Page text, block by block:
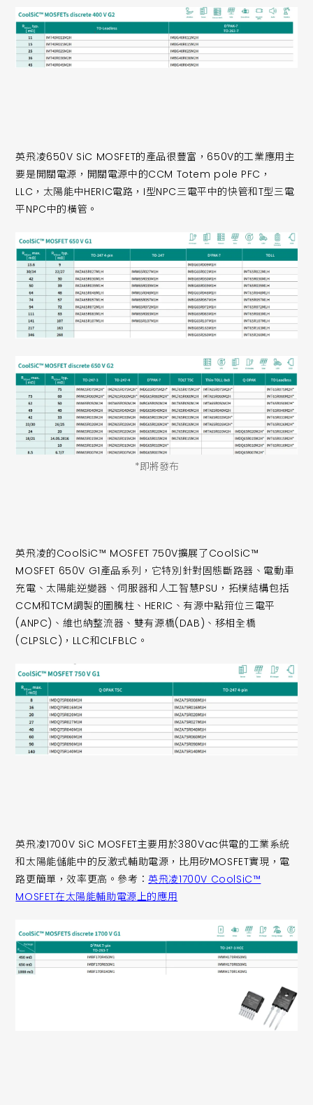
*即將發布
英飛凌650V SiC MOSFET的產品很豐富，650V的工業應用主
要是開關電源，開關電源中的CCM Totem pole PFC，
LLC，太陽能中HERIC電路，I型NPC三電平中的快管和T型三電
平NPC中的橫管。
英飛凌的CoolSiC™ MOSFET 750V擴展了CoolSiC™
MOSFET 650V G1產品系列，它特別針對固態斷路器、電動車
充電、太陽能逆變器、伺服器和人工智慧PSU，拓樸結構包括
CCM和TCM調製的圖騰柱、HERIC、有源中點箝位三電平
(ANPC)、維也納整流器、雙有源橋(DAB)、移相全橋
(CLPSLC)，LLC和CLFBLC。
英飛凌1700V SiC MOSFET主要用於380Vac供電的工業系統
和太陽能儲能中的反激式輔助電源，比用矽MOSFET實現，電
路更簡單，效率更高。參考：英飛凌1700V CoolSiC™
MOSFET在太陽能輔助電源上的應用